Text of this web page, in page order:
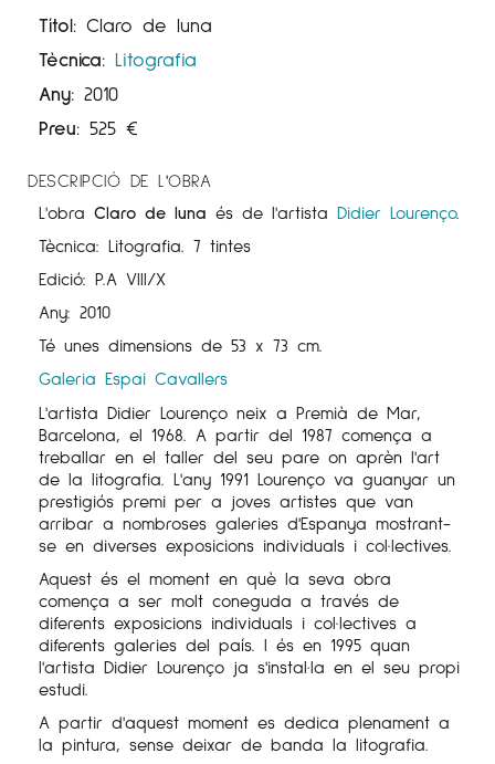
Títol: Claro de luna
Tècnica: Litografia
Any: 2010
Preu: 525 €
DESCRIPCIÓ DE L'OBRA
L'obra Claro de luna és de l'artista Didier Lourenço.
Tècnica: Litografia. 7 tintes
Edició: P.A VIII/X
Any: 2010
Té unes dimensions de 53 x 73 cm.
Galeria Espai Cavallers
L'artista Didier Lourenço neix a Premià de Mar,
Barcelona, ​​el 1968. A partir del 1987 comença a
treballar en el taller del seu pare on aprèn l'art
de la litografia. L'any 1991 Lourenço va guanyar un
prestigiós premi per a joves artistes que van
arribar a nombroses galeries d'Espanya mostrant-
se en diverses exposicions individuals i col·lectives.
Aquest és el moment en què la seva obra
comença a ser molt coneguda a través de
diferents exposicions individuals i col·lectives a
diferents galeries del país. I és en 1995 quan
l'artista Didier Lourenço ja s'instal·la en el seu propi
estudi.
A partir d'aquest moment es dedica plenament a
la pintura, sense deixar de banda la litografia.